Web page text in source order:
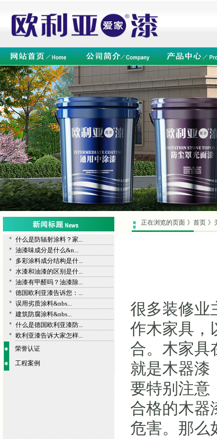
正在浏览的页面 》首页 》
* 什么是防辐射涂料？家...
* 油漆味成分是什么&n...
*
多彩涂料成分结构是什...
* 水漆和油漆的区别是什...
* 油漆有甲醛吗？油漆除...
* 德国欧利亚漆告诉您：...
* 误用劣质涂料&nbs...
* 建筑防腐涂料&nbs...
* 什么是德国欧利亚漆防...
* 欧利亚漆告诉大家怎样...
荣誉认证
工程案例
很多装修业
作木家具，
合。木家具
就是木器漆
要特别注意
合格的木器
危害。那么